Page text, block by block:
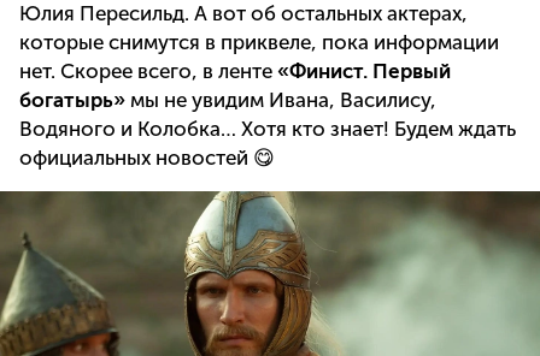
Юлия Пересильд. А вот об остальных актерах,
которые снимутся в приквеле, пока информации
нет. Скорее всего, в ленте «Финист. Первый
богатырь» мы не увидим Ивана, Василису,
Водяного и Колобка… Хотя кто знает! Будем ждать
официальных новостей 😋